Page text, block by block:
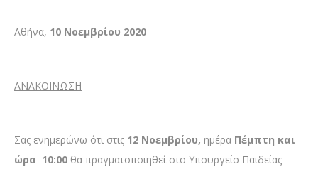
Αθήνα, 10 Νοεμβρίου 2020
ΑΝΑΚΟΙΝΩΣΗ
Σας ενημερώνω ότι στις 12 Νοεμβρίου, ημέρα Πέμπτη και
ώρα 10:00 θα πραγματοποιηθεί στο Υπουργείο Παιδείας